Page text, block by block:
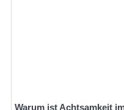
Warum ist Achtsamkeit